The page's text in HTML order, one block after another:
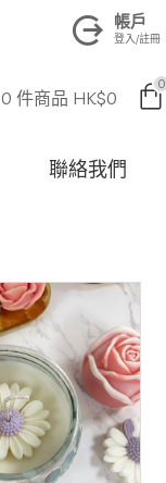
帳戶
登入/註冊
0 件商品 HK$0
0
聯絡我們